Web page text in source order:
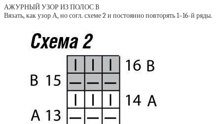
АЖУРНЫЙ УЗОР ИЗ ПОЛОС B
Вязать, как узор А, но согл. схеме 2 и постоянно повторять 1–16-й ряды.